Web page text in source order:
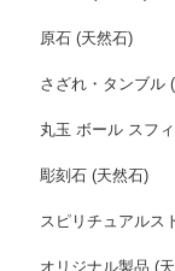
原石 (天然石)
さざれ・タンブル
丸玉 ボール スフ
彫刻石 (天然石)
スピリチュアルス
オリジナル製品 (